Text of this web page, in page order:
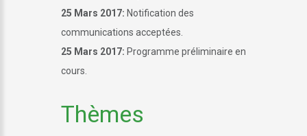
25 Mars 2017: Notification des
communications acceptées.
25 Mars 2017: Programme préliminaire en
cours.
Thèmes